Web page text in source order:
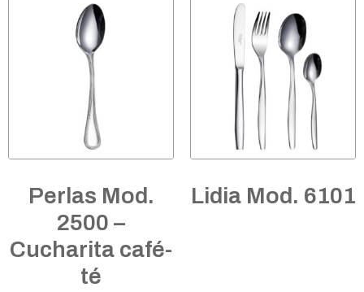
Perlas Mod.
2500 –
Cucharita café-
té
Lidia Mod. 6101